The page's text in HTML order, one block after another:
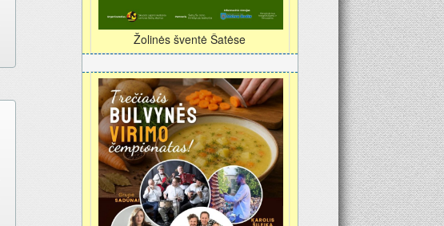
Žolinės šventė Šatėse